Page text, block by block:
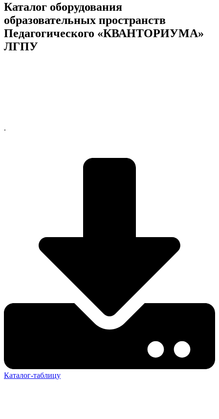
Каталог оборудования
образовательных пространств
Педагогического «КВАНТОРИУМА»
ЛГПУ
.
Каталог-таблицу